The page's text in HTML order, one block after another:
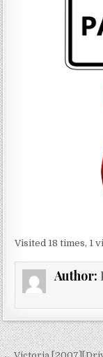
Visited 18 times, 1
Author: